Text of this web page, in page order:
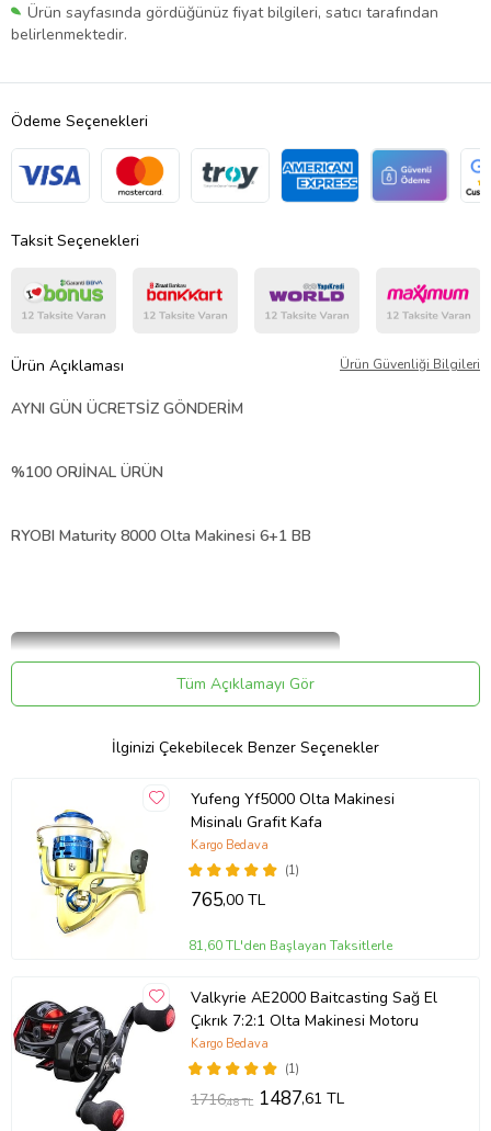
Ürün sayfasında gördüğünüz fiyat bilgileri, satıcı tarafından
belirlenmektedir.
Ödeme Seçenekleri
Taksit Seçenekleri
Ürün Açıklaması Ürün Güvenliği Bilgileri
AYNI GÜN ÜCRETSİZ GÖNDERİM
%100 ORJİNAL ÜRÜN
RYOBI Maturity 8000 Olta Makinesi 6+1 BB
Tüm Açıklamayı Gör
İlginizi Çekebilecek Benzer Seçenekler
Yufeng Yf5000 Olta Makinesi
Misinalı Grafit Kafa
(1)
Kargo Bedava
765,00 TL
81,60 TL'den Başlayan Taksitlerle
Valkyrie AE2000 Baitcasting Sağ El
Çıkrık 7:2:1 Olta Makinesi Motoru
(1)
Kargo Bedava
1716,48 TL 1487,61 TL